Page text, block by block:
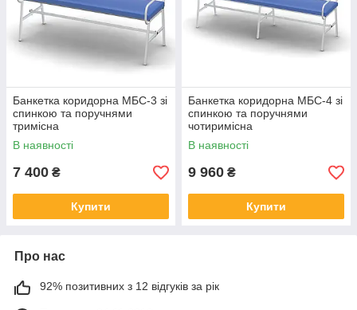
Банкетка коридорна МБС-3 зі
спинкою та поручнями
тримісна
В наявності
7 400 ₴
Купити
Банкетка коридорна МБС-4 зі
спинкою та поручнями
чотиримісна
В наявності
9 960 ₴
Купити
Про нас
92% позитивних з 12 відгуків за рік